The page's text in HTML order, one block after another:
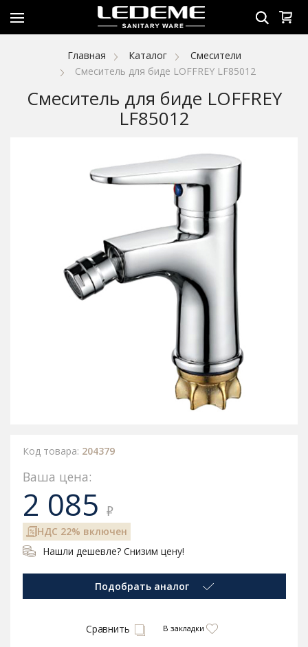
Главная Каталог
Смесители
Смеситель для биде LOFFREY LF85012
Смеситель для биде LOFFREY
LF85012
Код товара: 204379
Ваша цена:
2 085 ₽
НДС 22% включен
Нашли дешевле? Снизим цену!
Подобрать аналог
Сравнить В закладки